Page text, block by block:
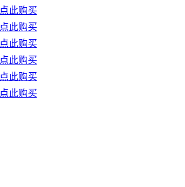
点此购买
点此购买
点此购买
点此购买
点此购买
点此购买